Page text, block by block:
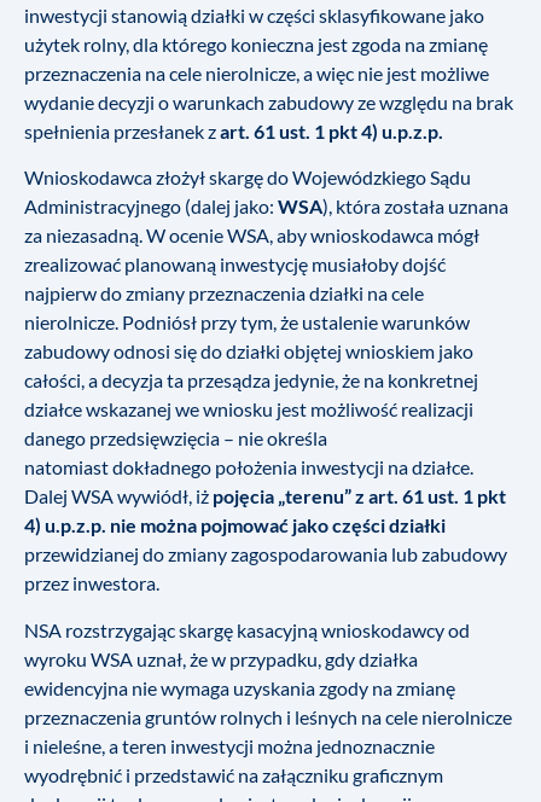
inwestycji stanowią działki w części sklasyfikowane jako
użytek rolny, dla którego konieczna jest zgoda na zmianę
przeznaczenia na cele nierolnicze, a więc nie jest możliwe
wydanie decyzji o warunkach zabudowy ze względu na brak
spełnienia przesłanek zart. 61 ust. 1 pkt 4) u.p.z.p.
Wnioskodawca złożył skargę do Wojewódzkiego Sądu
Administracyjnego (dalej jako: WSA), która została uznana
za niezasadną. W ocenie WSA, aby wnioskodawca mógł
zrealizować planowaną inwestycję musiałoby dojść
najpierw do zmiany przeznaczenia działki na cele
nierolnicze. Podniósł przy tym, że ustalenie warunków
zabudowy odnosi się do działki objętej wnioskiem jako
całości, a decyzja ta przesądza jedynie, że na konkretnej
działce wskazanej we wniosku jest możliwość realizacji
danego przedsięwzięcia – nie określa
natomiast dokładnego położenia inwestycji na działce.
Dalej WSA wywiódł, iż pojęcia „terenu” z art. 61 ust. 1 pkt
4) u.p.z.p. nie można pojmować jako części działki
przewidzianej do zmiany zagospodarowania lub zabudowy
przez inwestora.
NSA rozstrzygając skargę kasacyjną wnioskodawcy od
wyroku WSA uznał, że w przypadku, gdy działka
ewidencyjna nie wymaga uzyskania zgody na zmianę
przeznaczenia gruntów rolnych i leśnych na cele nierolnicze
i nieleśne, a teren inwestycji można jednoznacznie
wyodrębnić i przedstawić na załączniku graficznym